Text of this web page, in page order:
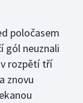
poločasem
gól neuznali
rozpětí tří
znovu